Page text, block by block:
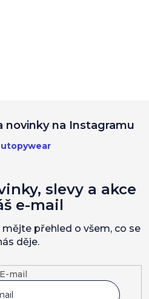
novinky na Instagramu
E-mail
slevy a akce
e-mail
přehled o všem, co se
děje.